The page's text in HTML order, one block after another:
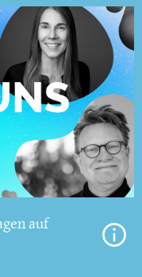
auf